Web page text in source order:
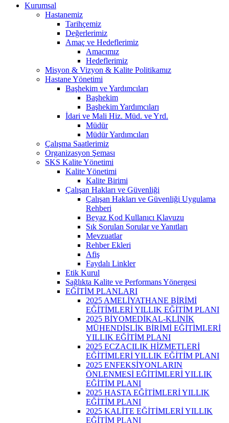
Kurumsal
Hastanemiz
Tarihçemiz
Değerlerimiz
Amaç ve Hedeflerimiz
Amacımız
Hedeflerimiz
Misyon & Vizyon & Kalite Politikamız
Hastane Yönetimi
Başhekim ve Yardımcıları
Başhekim
Başhekim Yardımcıları
İdari ve Mali Hiz. Müd. ve Yrd.
Müdür
Müdür Yardımcıları
Çalışma Saatlerimiz
Organizasyon Şeması
SKS Kalite Yönetimi
Kalite Yönetimi
Kalite Birimi
Çalışan Hakları ve Güvenliği
Çalışan Hakları ve Güvenliği Uygulama
Rehberi
Beyaz Kod Kullanıcı Klavuzu
Sık Sorulan Sorular ve Yanıtları
Mevzuatlar
Rehber Ekleri
Afiş
Faydalı Linkler
Etik Kurul
Sağlıkta Kalite ve Performans Yönergesi
EĞİTİM PLANLARI
2025 AMELİYATHANE BİRİMİ
EĞİTİMLERİ YILLIK EĞİTİM PLANI
2025 BİYOMEDİKAL-KLİNİK
MÜHENDİSLİK BİRİMİ EĞİTİMLERİ
YILLIK EĞİTİM PLANI
2025 ECZACILIK HİZMETLERİ
EĞİTİMLERİ YILLIK EĞİTİM PLANI
2025 ENFEKSİYONLARIN
ÖNLENMESİ EĞİTİMLERİ YILLIK
EĞİTİM PLANI
2025 HASTA EĞİTİMLERİ YILLIK
EĞİTİM PLANI
2025 KALİTE EĞİTİMLERİ YILLIK
EĞİTİM PLANI